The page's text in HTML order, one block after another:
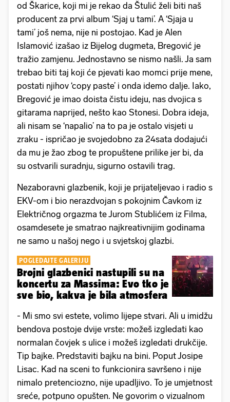
od Škarice, koji mi je rekao da Štulić želi biti naš
producent za prvi album ‘Sjaj u tami’. A ‘Sjaja u
tami’ još nema, nije ni postojao. Kad je Alen
Islamović izašao iz Bijelog dugmeta, Bregović je
tražio zamjenu. Jednostavno se nismo našli. Ja sam
trebao biti taj koji će pjevati kao momci prije mene,
postati njihov ‘copy paste’ i onda idemo dalje. Iako,
Bregović je imao doista čistu ideju, nas dvojica s
gitarama naprijed, nešto kao Stonesi. Dobra ideja,
ali nisam se ‘napalio’ na to pa je ostalo visjeti u
zraku - ispričao je svojedobno za 24sata dodajući
da mu je žao zbog te propuštene prilike jer bi, da
su ostvarili suradnju, sigurno ostavili trag.
Nezaboravni glazbenik, koji je prijateljevao i radio s
EKV-om i bio nerazdvojan s pokojnim Čavkom iz
Električnog orgazma te Jurom Stublićem iz Filma,
osamdesete je smatrao najkreativnijim godinama
ne samo u našoj nego i u svjetskoj glazbi.
POGLEDAJTE GALERIJU
Brojni glazbenici nastupili su na
koncertu za Massima: Evo tko je
sve bio, kakva je bila atmosfera
- Mi smo svi estete, volimo lijepe stvari. Ali u imidžu
bendova postoje dvije vrste: možeš izgledati kao
normalan čovjek s ulice i možeš izgledati drukčije.
Tip bajke. Predstaviti bajku na bini. Poput Josipe
Lisac. Kad na sceni to funkcionira savršeno i nije
nimalo pretenciozno, nije upadljivo. To je umjetnost
sreće, potpuno opušten. Ne govorim o vizualnom